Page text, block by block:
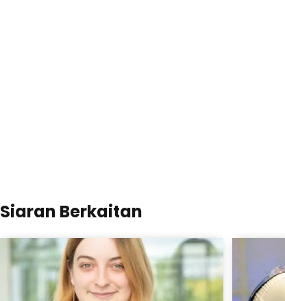
Siaran Berkaitan